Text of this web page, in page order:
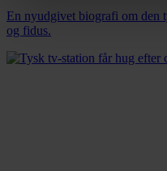
En nyudgivet biografi om den
og fidus.